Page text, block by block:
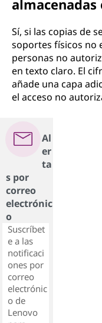
Sí, si las copias de
soportes físicos no
personas no
en texto claro. El
añade una capa
el acceso no
Al
er
ta
s por
correo
electrónic
o
Suscríbet
e a las
notificaci
ones por
correo
electrónic
o de
Lenovo